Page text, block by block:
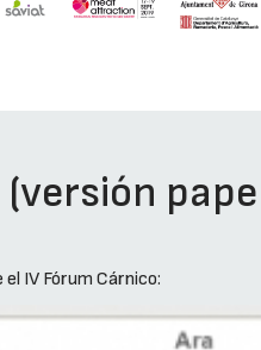
(versión
IV Fórum Cárnico: